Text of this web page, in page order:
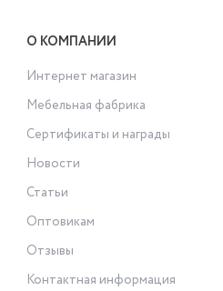
О КОМПАНИИ
Интернет магазин
Мебельная фабрика
Сертификаты и награды
Новости
Статьи
Оптовикам
Отзывы
Контактная информация